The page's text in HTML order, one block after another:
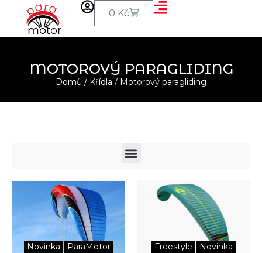
0 Kč
MOTOROVÝ PARAGLIDING
Domů / Křídla / Motorový paragliding
Novinka ParaMotor Freestyle Novinka